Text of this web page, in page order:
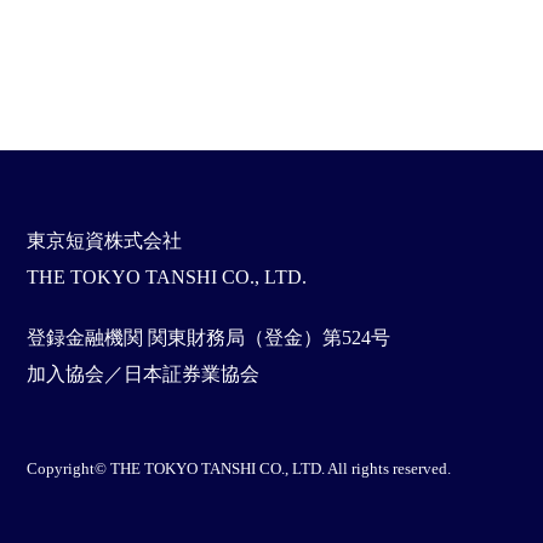
東京短資株式会社
THE TOKYO TANSHI CO., LTD.
登録金融機関 関東財務局（登金）第524号
加入協会／日本証券業協会
Copyright© THE TOKYO TANSHI CO., LTD. All rights reserved.